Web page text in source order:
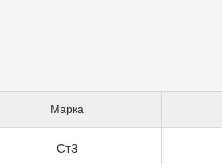
Марка
Ст3